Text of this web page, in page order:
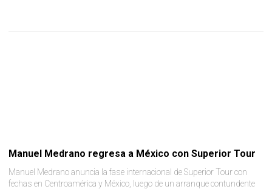
Manuel Medrano regresa a México con Superior Tour
Manuel Medrano anuncia la fase internacional de Superior Tour con
fechas en Centroamérica y México, luego de un arranque contundente